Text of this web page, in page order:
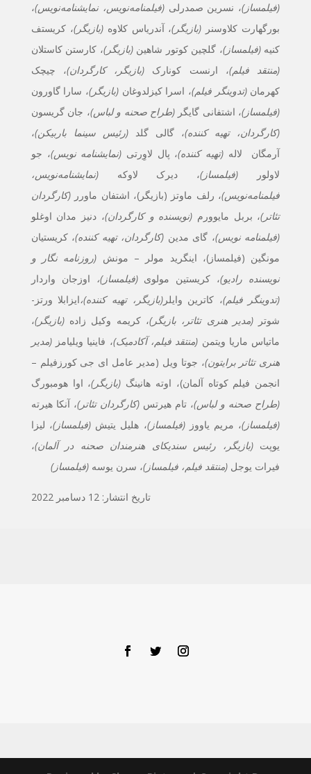
(فیلمساز)، نسرین صمدرلی(فیلمنامه‌نویس، نمایشنامه‌نویس)،
بورگهارت کلاوسنر (بازیگر)، آندریاس کلاوه(بازیگر)، کریستف
کنیه(فیلمساز)، گلچین کوتور شاهین(بازیگر)، کارستن کاستلان
(منتقد فیلم)، ارنست کونارک (بازیگر، کارگردان)، چیچک
کهرمان (تدوینگر فیلم)، اسرا کیزلدوغان (بازیگر)، سارا گاورون
(فیلمساز)، اشتفانی گایگر(طراح صحنه و لباس)، جان گریسون
(کارگردان، تهیه کننده)، گالی گلد(رئیس سینما باربیکن)،
آرمگان لاله (تهیه کننده)، پال لاوِرتی (نمایشنامه نویس)، جو
لاولور (فیلمساز)، دیرک لاوکه(نمایشنامه‌نویس،
فیلمنامه‌نویس)، رلف ماوتز (بازیگر)، اشتفان ماورر(کارگردان
تئاتر)، بربل مایوورم (نویسنده و کارگردان)، دنیز مدان اوغلو
(فیلمنامه نویس)، گای مدین (کارگردان، تهیه کننده)، کریستیان
مونگین (فیلمساز)، اینگرید مولر – مونش (روزنامه نگار و
نویسنده رادیو)، کریستین مولوی(فیلمساز)، اوزجان واردار
(تدوینگر فیلم)، کاترین وایلر(بازیگر، تهیه کننده)،ایزابلا ورتز-
شوتر(مدیر هنری تئاتر، بازیگر)، کریمه وکیل زاده(بازیگر)،
ماتیاس ماریا ویتمن (منتقد فیلم، آکادمیک)، فاینیا ویلیامز(مدیر
هنری تئاتر برایتون)، جوتا ویل (مدیر عامل ای جی کورزفیلم –
انجمن فیلم کوتاه آلمان)، اوته هانینگ (بازیگر)، اوا هومبورگ
(طراح صحنه و لباس)، تام هیرتس(کارگردان تئاتر)، آنکا هیرته
(فیلمساز)، مریم یاووز(فیلمساز)، هلیل یتیش (فیلمساز)، لیزا
یوپت(بازیگر، رئیس سندیکای هنرمندان صحنه در آلمان)،
فیرات یوجل (منتقد فیلم، فیلمساز)، سرن یوسه (فیلمساز)
تاریخ انتشار: 12 دسامبر 2022